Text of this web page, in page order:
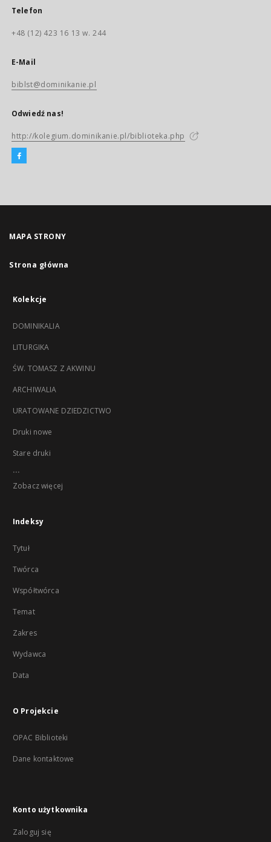
Telefon
+48 (12) 423 16 13 w. 244
E-Mail
biblst@dominikanie.pl
Odwiedź nas!
http://kolegium.dominikanie.pl/biblioteka.php
MAPA STRONY
Strona główna
Kolekcje
DOMINIKALIA
LITURGIKA
ŚW. TOMASZ Z AKWINU
ARCHIWALIA
URATOWANE DZIEDZICTWO
Druki nowe
Stare druki
...
Zobacz więcej
Indeksy
Tytuł
Twórca
Współtwórca
Temat
Zakres
Wydawca
Data
O Projekcie
OPAC Biblioteki
Dane kontaktowe
Konto użytkownika
Zaloguj się